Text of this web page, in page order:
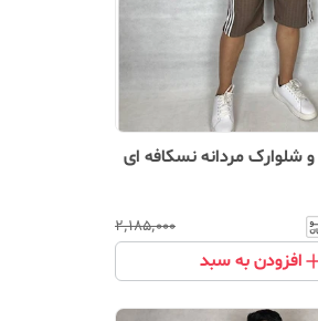
مردانه نسکافه ای
۲٬۱۸۵٬۰۰۰
افزودن به سبد